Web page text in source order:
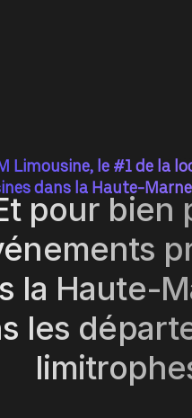
Limousine, le #1 de la
dans la Haute-
pour bien
la Haute-
les